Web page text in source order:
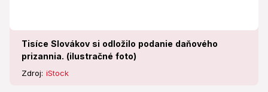
Tisíce Slovákov si odložilo podanie daňového
prizannia. (ilustračné foto)
Zdroj: iStock